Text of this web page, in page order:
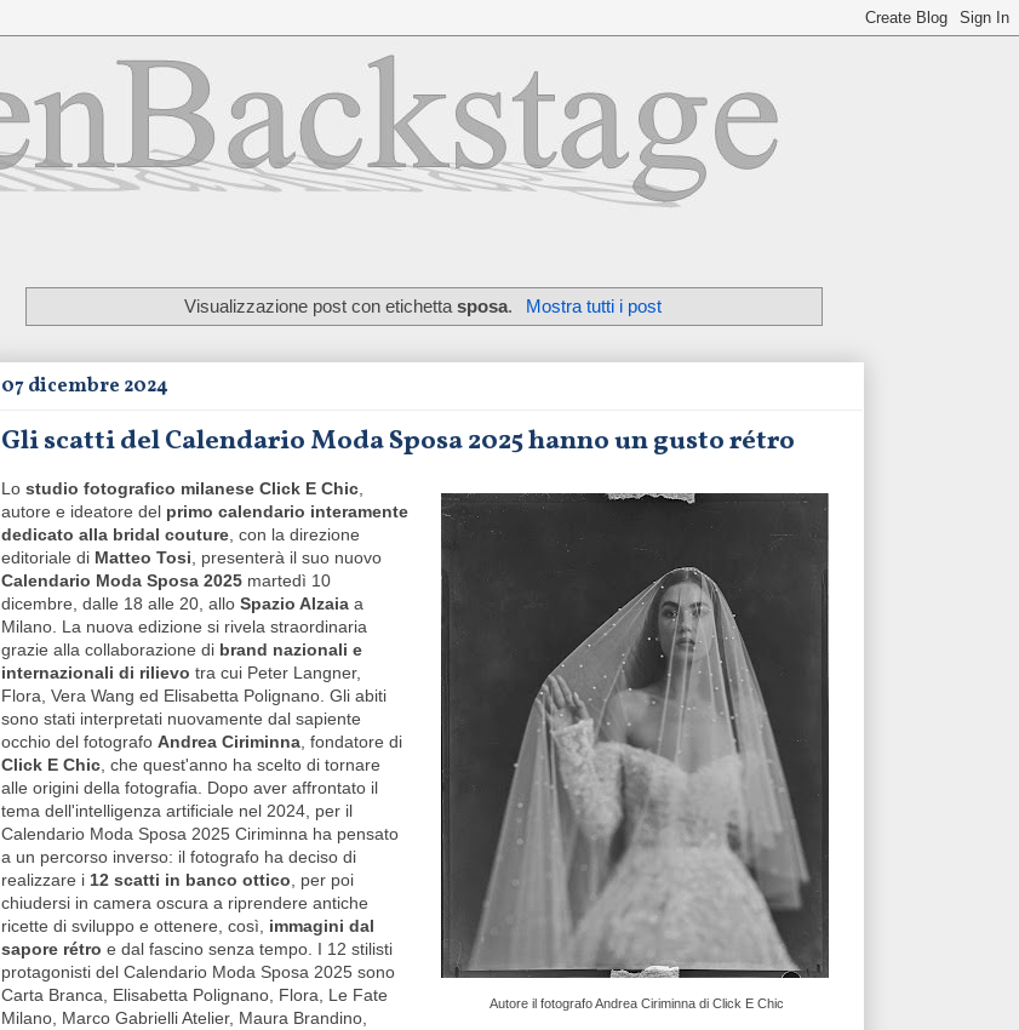
Visualizzazione post con etichettasposa. Mostra tutti i post
07 dicembre 2024
Gli scatti del Calendario Moda Sposa 2025 hanno un gusto rétro
Autore il fotografo Andrea Ciriminna di Click E Chic
Lo studio fotografico milanese Click E Chic,
autore e ideatore del primo calendario interamente
dedicato alla bridal couture, con la direzione
editoriale di Matteo Tosi, presenterà il suo nuovo
Calendario Moda Sposa 2025 martedì 10
dicembre, dalle 18 alle 20, allo Spazio Alzaia a
Milano. La nuova edizione si rivela straordinaria
grazie alla collaborazione di brand nazionali e
internazionali di rilievo tra cui Peter Langner,
Flora, Vera Wang ed Elisabetta Polignano. Gli abiti
sono stati interpretati nuovamente dal sapiente
occhio del fotografo Andrea Ciriminna, fondatore di
Click E Chic, che quest'anno ha scelto di tornare
alle origini della fotografia. Dopo aver affrontato il
tema dell'intelligenza artificiale nel 2024, per il
Calendario Moda Sposa 2025 Ciriminna ha pensato
a un percorso inverso: il fotografo ha deciso di
realizzare i 12 scatti in banco ottico, per poi
chiudersi in camera oscura a riprendere antiche
ricette di sviluppo e ottenere, così, immagini dal
sapore rétro e dal fascino senza tempo. I 12 stilisti
protagonisti del Calendario Moda Sposa 2025 sono
Carta Branca, Elisabetta Polignano, Flora, Le Fate
Milano, Marco Gabrielli Atelier, Maura Brandino,